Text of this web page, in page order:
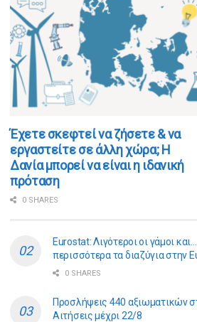
​​Έχετε σκεφτεί να ζήσετε & να
εργαστείτε σε άλλη χώρα; Η
Δανία μπορεί να είναι η ιδανική
πρόταση
0 SHARES
Eurostat: Λιγότεροι οι γάμοι και…
περισσότερα τα διαζύγια στην
0 SHARES
Προσλήψεις 440 αξιωματικών
Αιτήσεις μέχρι 22/8